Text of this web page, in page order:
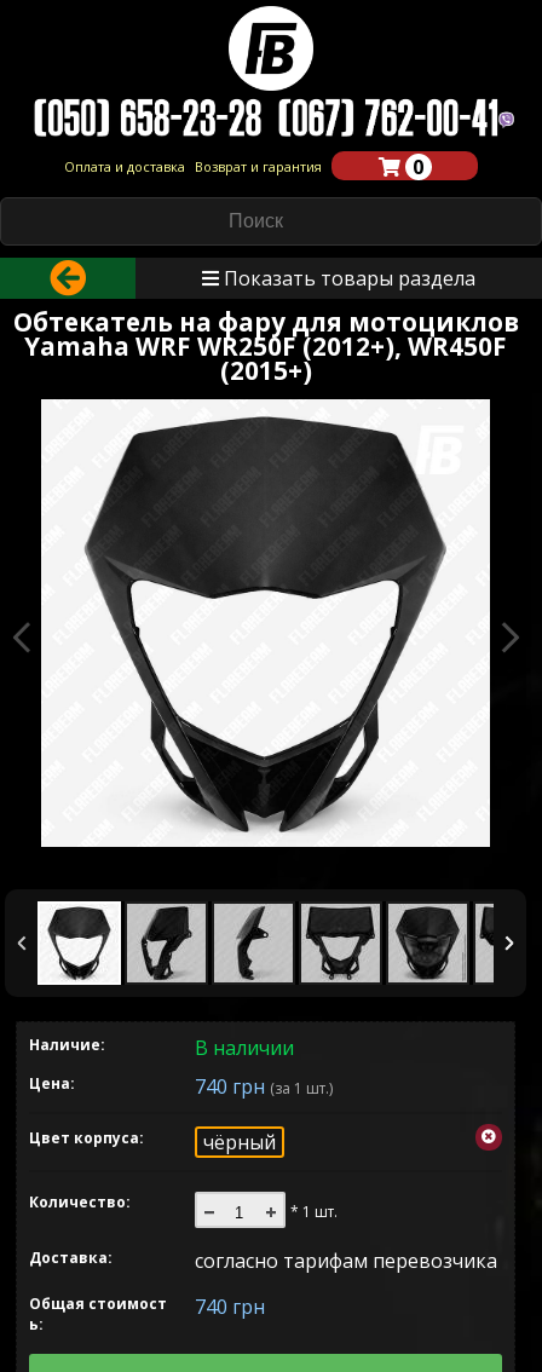
Оплата и доставка Возврат и гарантия 0
Показать товары раздела
Обтекатель на фару для мотоциклов
Yamaha WRF WR250F (2012+), WR450F
(2015+)
Наличие: В наличии
Цена: 740 грн (за 1 шт.)
Цвет корпуса чёрный
Количество: * 1 шт.
Доставка: согласно тарифам перевозчика
Общая стоимост
ь:
740 грн